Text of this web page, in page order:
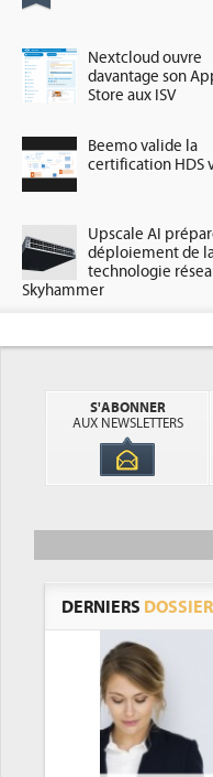
Nextcloud ouvre
davantage son
Store aux ISV
Beemo valide la
certification HDS
Upscale AI
déploiement de
technologie
Skyhammer
S'ABONNER
AUX NEWSLETTERS
DERNIERS